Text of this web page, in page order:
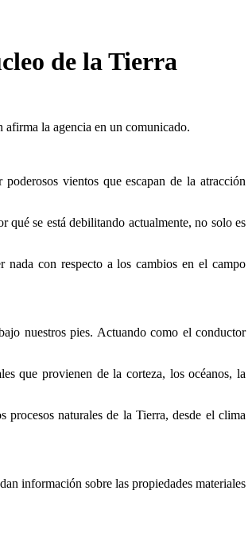
de la Tierra
afirma la agencia en un comunicado.
vientos que escapan de la atracción
qué se está debilitando actualmente, no solo es
nada con respecto a los cambios en el campo
nuestros pies. Actuando como el conductor
que provienen de la corteza, los océanos, la
naturales de la Tierra, desde el clima
información sobre las propiedades materiales